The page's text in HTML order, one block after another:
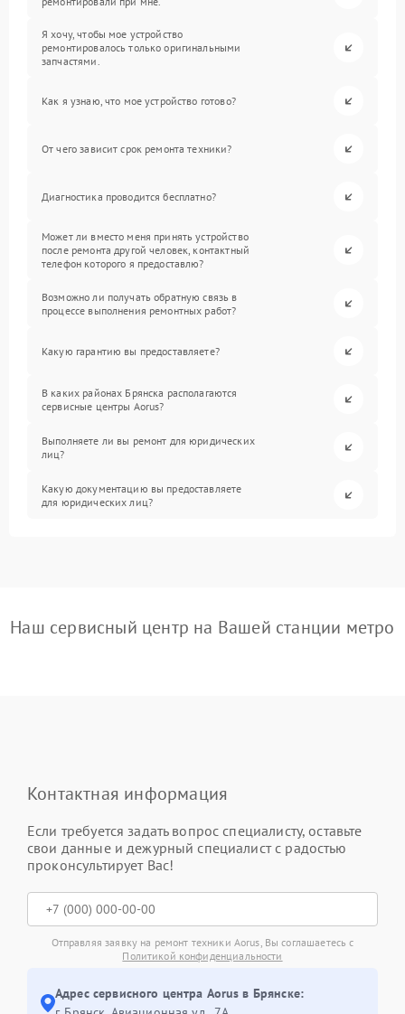
Я хочу, чтобы мое устройство
ремонтировалось только оригинальными
запчастями.
Как я узнаю, что мое устройство готово?
От чего зависит срок ремонта техники?
Диагностика проводится бесплатно?
Может ли вместо меня принять устройство
после ремонта другой человек, контактный
телефон которого я предоставлю?
Возможно ли получать обратную связь в
процессе выполнения ремонтных работ?
Какую гарантию вы предоставляете?
В каких районах Брянска располагаются
сервисные центры Aorus?
Выполняете ли вы ремонт для юридических
лиц?
Какую документацию вы предоставляете
для юридических лиц?
Наш сервисный центр на Вашей станции метро
Контактная информация
Если требуется задать вопрос специалисту, оставьте
свои данные и дежурный специалист с радостью
проконсультирует Вас!
Отправляя заявку на ремонт техники Aorus, Вы соглашаетесь с
Политикой конфиденциальности
Адрес сервисного центра Aorus в Брянске: